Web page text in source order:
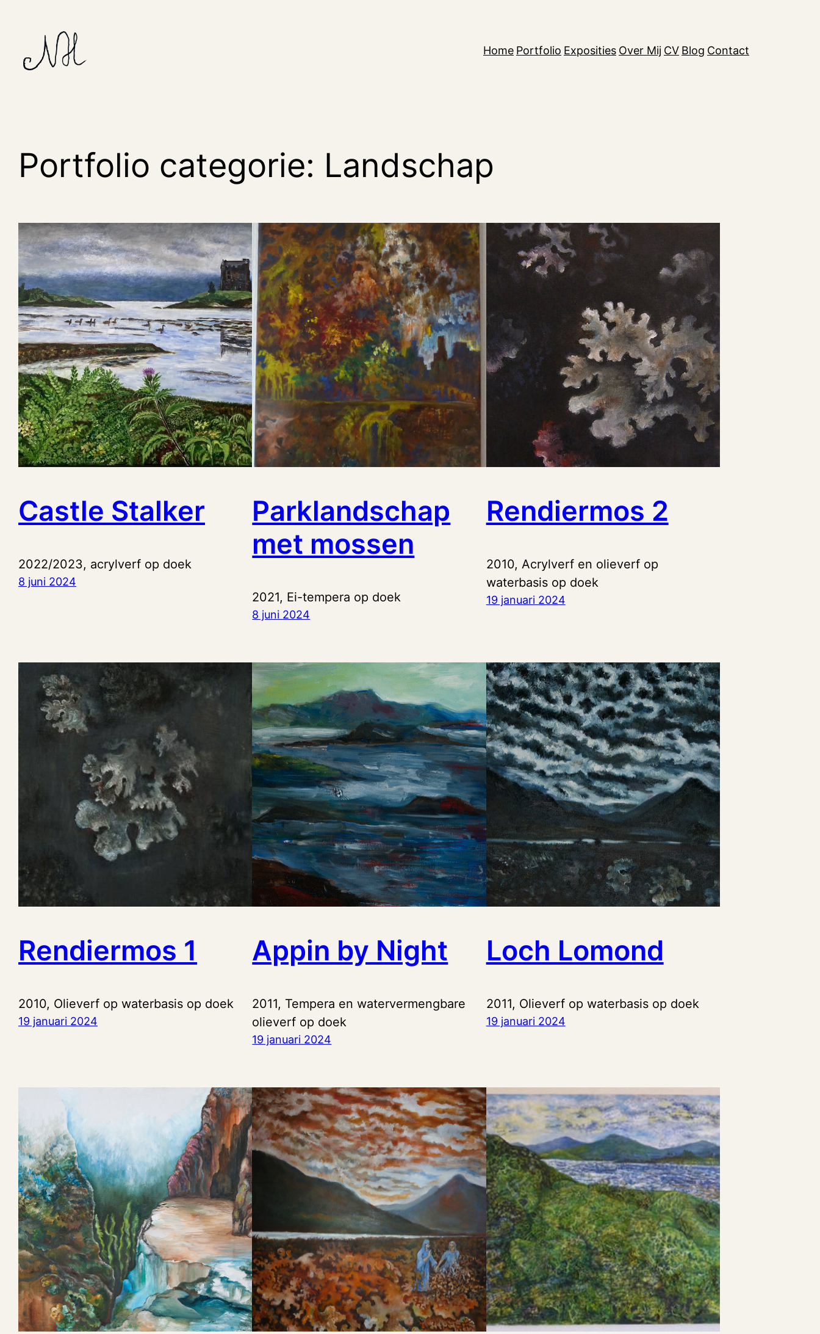
inhoud
Home Portfolio Exposities Over Mij CV Blog Contact
Portfolio categorie: Landschap
Castle Stalker
2022/2023, acrylverf op doek
8 juni 2024
Parklandschap
met mossen
2021, Ei-tempera op doek
8 juni 2024
Rendiermos 2
2010, Acrylverf en olieverf op
waterbasis op doek
19 januari 2024
Rendiermos 1
2010, Olieverf op waterbasis op doek
19 januari 2024
Appin by Night
2011, Tempera en watervermengbare
olieverf op doek
19 januari 2024
Loch Lomond
2011, Olieverf op waterbasis op doek
19 januari 2024